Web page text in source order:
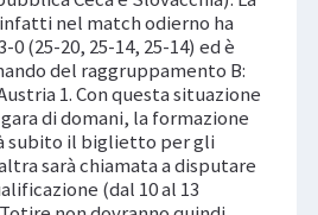
nel match odierno ha
0 (25-20, 25-14, 25-14) ed è
del raggruppamento B:
1. Con questa situazione
di domani, la formazione
subito il biglietto per gli
sarà chiamata a disputare
(dal 10 al 13